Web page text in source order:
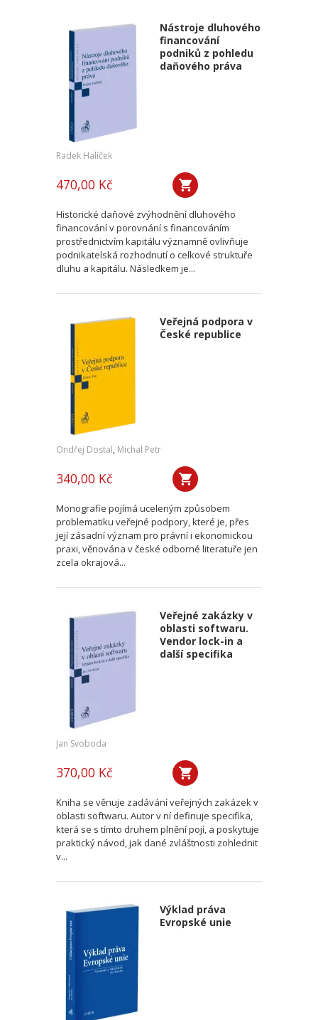
Nástroje dluhového
financování
podniků z pohledu
daňového práva
Radek Halíček
470,00 Kč
Historické daňové zvýhodnění dluhového
financování v porovnání s financováním
prostřednictvím kapitálu významně ovlivňuje
podnikatelská rozhodnutí o celkové struktuře
dluhu a kapitálu. Následkem je...
Veřejná podpora v
České republice
Ondřej Dostal, Michal Petr
340,00 Kč
Monografie pojímá uceleným způsobem
problematiku veřejné podpory, které je, přes
její zásadní význam pro právní i ekonomickou
praxi, věnována v české odborné literatuře jen
zcela okrajová...
Veřejné zakázky v
oblasti softwaru.
Vendor lock-in a
další specifika
Jan Svoboda
370,00 Kč
Kniha se věnuje zadávání veřejných zakázek v
oblasti softwaru. Autor v ní definuje specifika,
která se s tímto druhem plnění pojí, a poskytuje
praktický návod, jak dané zvláštnosti zohlednit
v...
Výklad práva
Evropské unie